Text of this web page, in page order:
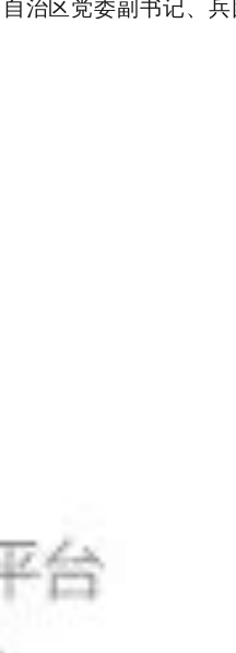
治区党委副书记、兵